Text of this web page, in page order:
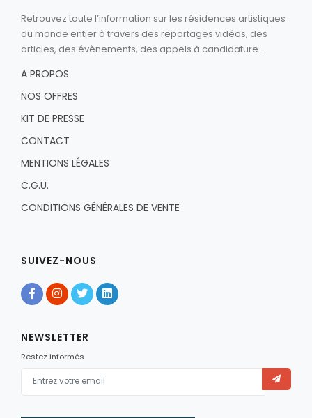
Retrouvez toute l’information sur les résidences artistiques
du monde entier à travers des reportages vidéos, des
articles, des évènements, des appels à candidature...
A PROPOS
NOS OFFRES
KIT DE PRESSE
CONTACT
MENTIONS LÉGALES
C.G.U.
CONDITIONS GÉNÉRALES DE VENTE
SUIVEZ-NOUS
NEWSLETTER
Restez informés